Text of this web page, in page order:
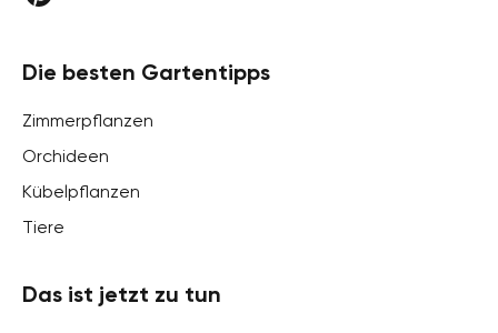
Die besten Gartentipps
Zimmerpflanzen
Orchideen
Kübelpflanzen
Tiere
Das ist jetzt zu tun